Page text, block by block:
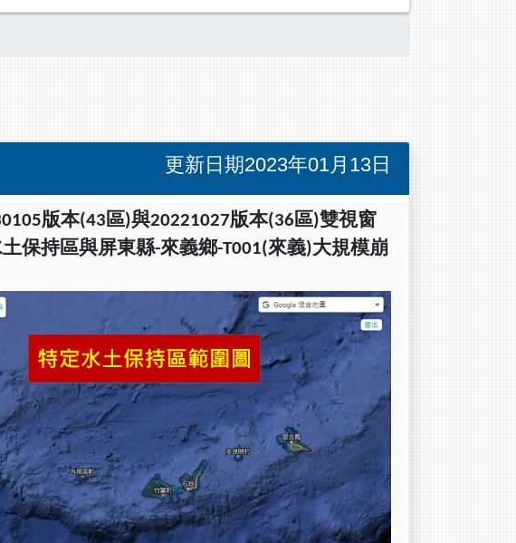
更新日期2023年01月13日
版本(43區)與20221027版本(36區)雙視窗
保持區與屏東縣-來義鄉-T001(來義)大規模崩